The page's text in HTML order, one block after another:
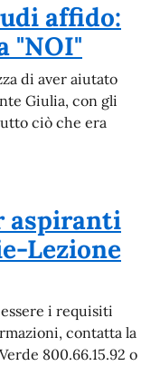
affido:
"NOI"
di aver aiutato
Giulia, con gli
ciò che era
aspiranti
Lezione
i requisiti
contatta la
800.66.15.92 o